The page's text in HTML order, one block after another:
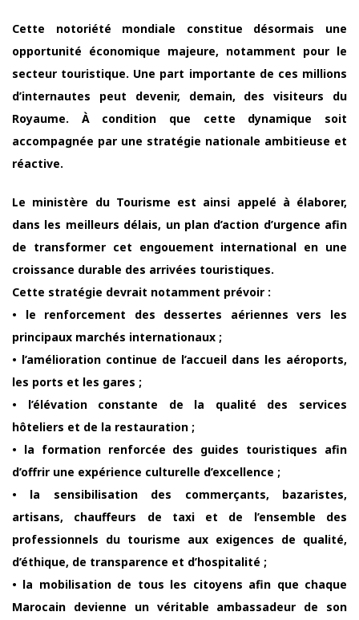
Cette notoriété mondiale constitue désormais une
opportunité économique majeure, notamment pour le
secteur touristique. Une part importante de ces millions
d’internautes peut devenir, demain, des visiteurs du
Royaume. À condition que cette dynamique soit
accompagnée par une stratégie nationale ambitieuse et
réactive.
Le ministère du Tourisme est ainsi appelé à élaborer,
dans les meilleurs délais, un plan d’action d’urgence afin
de transformer cet engouement international en une
croissance durable des arrivées touristiques.
Cette stratégie devrait notamment prévoir :
• le renforcement des dessertes aériennes vers les
principaux marchés internationaux ;
• l’amélioration continue de l’accueil dans les aéroports,
les ports et les gares ;
• l’élévation constante de la qualité des services
hôteliers et de la restauration ;
• la formation renforcée des guides touristiques afin
d’offrir une expérience culturelle d’excellence ;
• la sensibilisation des commerçants, bazaristes,
artisans, chauffeurs de taxi et de l’ensemble des
professionnels du tourisme aux exigences de qualité,
d’éthique, de transparence et d’hospitalité ;
• la mobilisation de tous les citoyens afin que chaque
Marocain devienne un véritable ambassadeur de son